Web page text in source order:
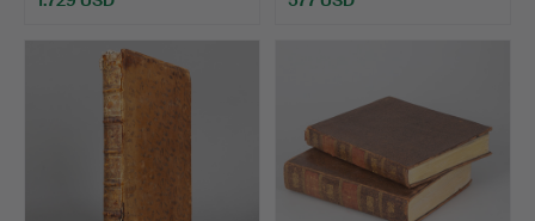
seleccionado